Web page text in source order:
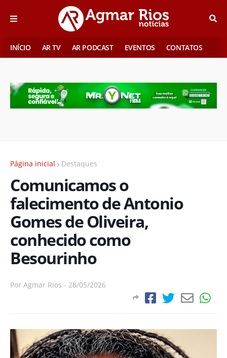
INÍCIO AR TV AR PODCAST EVENTOS CONTATOS
Página inicial Destaques
Comunicamos o
falecimento de Antonio
Gomes de Oliveira,
conhecido como
Besourinho
Por Agmar Rios - 28/05/2026